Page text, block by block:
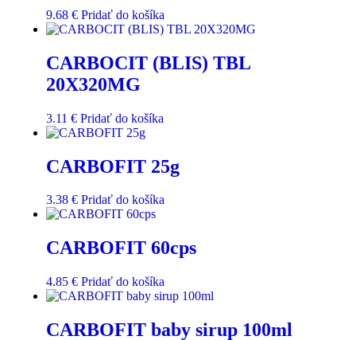
9.68 € Pridať do košíka
CARBOCIT (BLIS) TBL
20X320MG
3.11 € Pridať do košíka
CARBOFIT 25g
3.38 € Pridať do košíka
CARBOFIT 60cps
4.85 € Pridať do košíka
CARBOFIT baby sirup 100ml